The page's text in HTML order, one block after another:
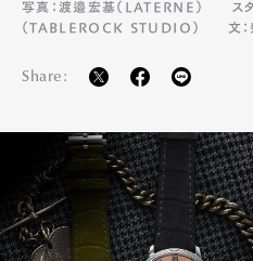
Official
Pen
Pen international
写真：渡邉宏基（LATERNE）
ス
（TABLEROCK STUDIO）
文
Share: